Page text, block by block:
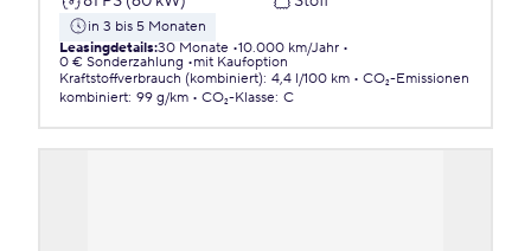
in 3 bis 5 Monaten
Leasingdetails:30 Monate 10.000 km/Jahr
0 € Sonderzahlung
mit Kaufoption
Kraftstoffverbrauch (kombiniert): 4,4 l/100 km
CO₂-Emissionen
kombiniert: 99 g/km CO₂-Klasse: C